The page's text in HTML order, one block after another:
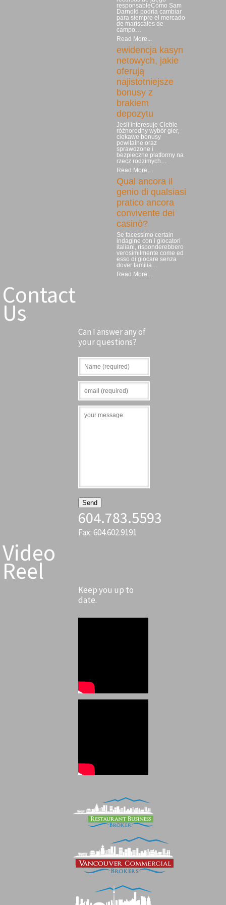
responsableCómo Sam
Darnold podría cambiar
para siempre el mercado
de mariscales de
campo…
Read More...
ewidencja kasyn
netowych, jakie
oferują
najistotniejsze
bonusy z
brakiem
depozytu
Jeśli interesuje Ciebie
różnorodny wybór gier,
ciekawe bonusy
powitalne oraz
sprawdzone i
bezpieczne platformy na
rzecz rodzimych…
Read More...
Qual ancora il
genio di qualsiasi
pratico ancora
convivente dei
casinò?
Se facessimo certain
indagine con i giocatori
italiani, risponderebbero
verosimilmente come ed
esso di giocare senza
dover familia…
Read More...
Contact
Us
Can I answer any of
your questions?
604.783.5593
Fax: 604.602.9191
Video
Reel
Keep you up to
date.